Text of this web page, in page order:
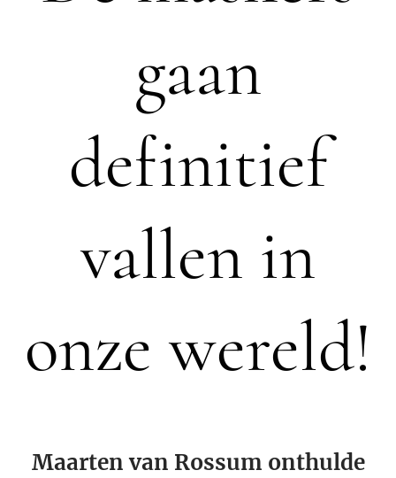
gaan
definitief
vallen in
onze wereld!
Maarten van Rossum onthulde